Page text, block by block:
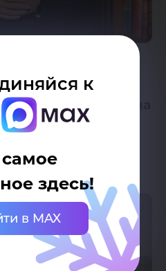
к
здесь!
в MAX
СПО В. Неумывакина